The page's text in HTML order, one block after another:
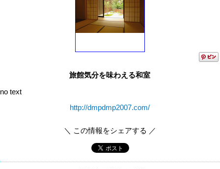
旅館気分を味わえる和室
no text
http://dmpdmp2007.com/
＼ この情報をシェアする ／